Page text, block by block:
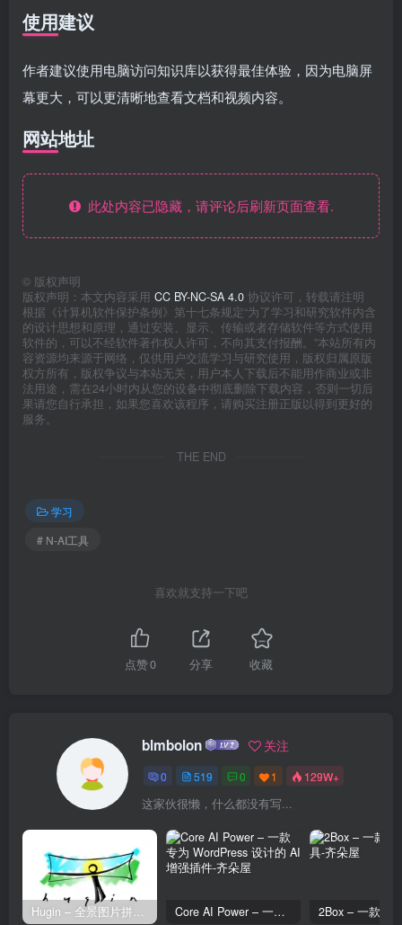
使用建议
作者建议使用电脑访问知识库以获得最佳体验，因为电脑屏
幕更大，可以更清晰地查看文档和视频内容。
网站地址
此处内容已隐藏，请评论后刷新页面查看.
© 版权声明
版权声明：本文内容采用 CC BY-NC-SA 4.0 协议许可，转载请注明
根据《计算机软件保护条例》第十七条规定“为了学习和研究软件内含
的设计思想和原理，通过安装、显示、传输或者存储软件等方式使用
软件的，可以不经软件著作权人许可，不向其支付报酬。”本站所有内
容资源均来源于网络，仅供用户交流学习与研究使用，版权归属原版
权方所有，版权争议与本站无关，用户本人下载后不能用作商业或非
法用途，需在24小时内从您的设备中彻底删除下载内容，否则一切后
果请您自行承担，如果您喜欢该程序，请购买注册正版以得到更好的
服务。
THE END
学习
# N-AI工具
喜欢就支持一下吧
点赞0 分享 收藏
blmbolon 关注
0 519 0 1 129W+
这家伙很懒，什么都没有写...
Hugin – 全景图片拼接工具 Core AI Power – 一款专为 WordPress 设计的 AI 增强插件